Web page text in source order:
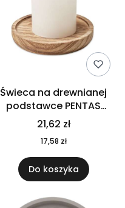
Świeca na drewnianej
podstawce PENTAS
MO6282-40
21,62 zł
17,58 zł
Do koszyka